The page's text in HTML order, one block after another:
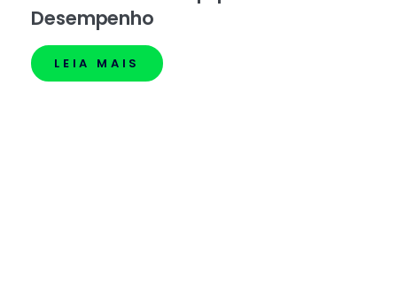
Desempenho
LEIA MAIS